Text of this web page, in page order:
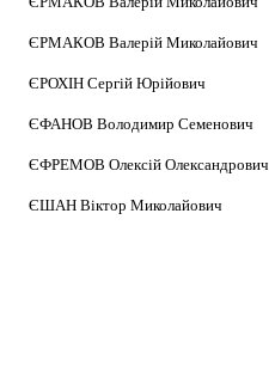
ЄРМАКОВ Валерій Миколайович
ЄРОХІН Сергій Юрійович
ЄФАНОВ Володимир Семенович
ЄФРЕМОВ Олексій Олександрович
ЄШАН Віктор Миколайович